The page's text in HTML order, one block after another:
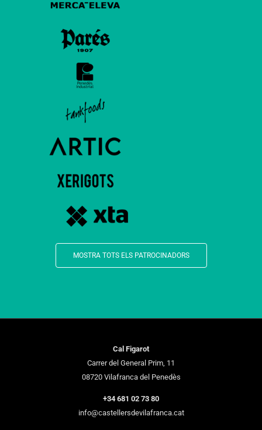
MOSTRA TOTS ELS PATROCINADORS
Cal Figarot
Carrer del General Prim, 11
08720 Vilafranca del Penedès
+34 681 02 73 80
info@castellersdevilafranca.cat